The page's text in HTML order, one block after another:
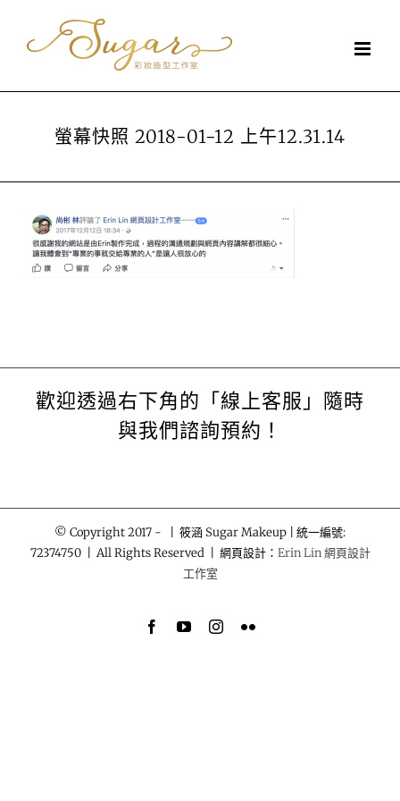
螢幕快照 2018-01-12 上午12.31.14
歡迎透過右下角的「線上客服」隨時
與我們諮詢預約！
© Copyright 2017 -
| 筱涵 Sugar Makeup | 統一編號:
72374750 | All Rights Reserved | 網頁設計： Erin Lin 網頁設計
工作室
FacebookYouTubeInstagram
Flickr